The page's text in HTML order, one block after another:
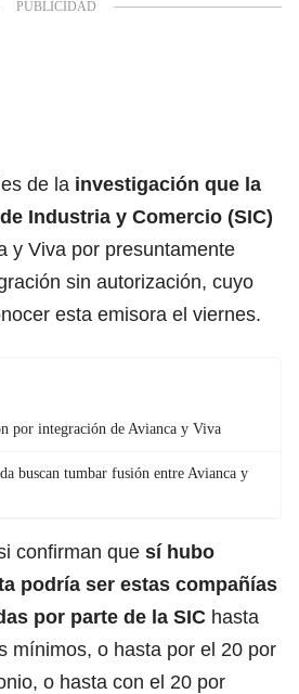
de la investigación que la
Industria y Comercio (SIC)
y Viva por presuntamente
sin autorización, cuyo
esta emisora el viernes.
por integración de Avianca y Viva
buscan tumbar fusión entre Avianca y
confirman que sí hubo
podría ser estas compañías
por parte de la SIC hasta
mínimos, o hasta por el 20 por
o hasta con el 20 por